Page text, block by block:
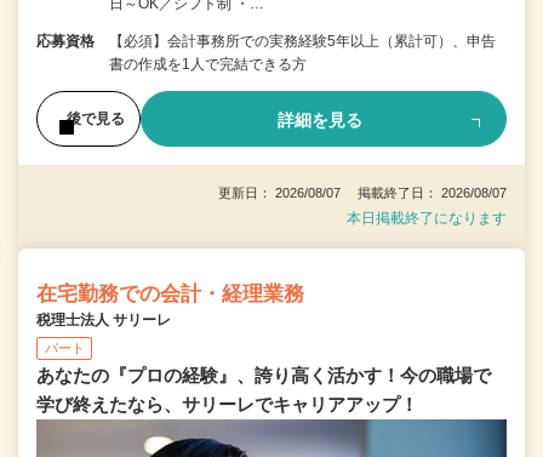
応募資格
【必須】会計事務所での実務経験5年以上（累計可）、申告
書の作成を1人で完結できる方
後で見る 詳細を見る
更新日： 2026/08/07 掲載終了日： 2026/08/07
本日掲載終了になります
在宅勤務での会計・経理業務
税理士法人 サリーレ
パート
あなたの『プロの経験』、誇り高く活かす！今の職場で
学び終えたなら、サリーレでキャリアアップ！